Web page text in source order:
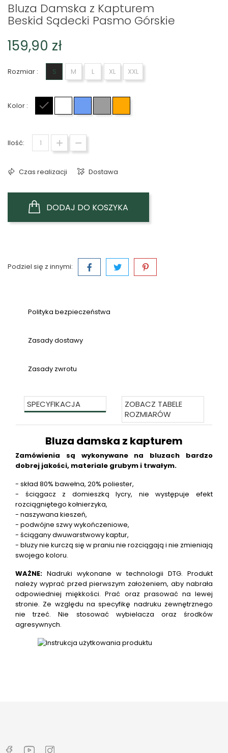
Bluza Damska z Kapturem
Beskid Sądecki Pasmo Górskie
159,90 zł
Rozmiar : S M L XL XXL
Kolor :
Ilość:
Czas realizacji Dostawa
DODAJ DO KOSZYKA
Podziel się z innymi:
Polityka bezpieczeństwa
Zasady dostawy
Zasady zwrotu
SPECYFIKACJA
ZOBACZ TABELE
ROZMIARÓW
Bluza damska z kapturem
Zamówienia są wykonywane na bluzach bardzo
dobrej jakości, materiale grubym i trwałym.
- skład 80% bawełna, 20% poliester,
- ściągacz z domieszką lycry, nie występuje efekt
rozciągniętego kołnierzyka,
- naszywana kieszeń,
- podwójne szwy wykończeniowe,
- ściągany dwuwarstwowy kaptur,
- bluzy nie kurczą się w praniu nie rozciągają i nie zmieniają
swojego koloru.
WAŻNE: Nadruki wykonane w technologii DTG. Produkt
należy wyprać przed pierwszym założeniem, aby nabrała
odpowiedniej miękkości. Prać oraz prasować na lewej
stronie. Ze względu na specyfikę nadruku zewnętrznego
nie trzeć. Nie stosować wybielacza oraz środków
agresywnych.